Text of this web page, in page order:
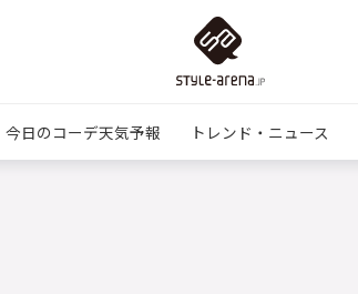
今日のコーデ天気予報 トレンド・ニュース